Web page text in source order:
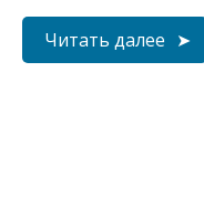
Читать далее